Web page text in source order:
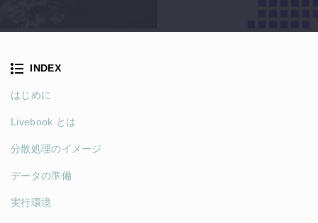
INDEX
はじめに
Livebook とは
分散処理のイメージ
データの準備
実行環境